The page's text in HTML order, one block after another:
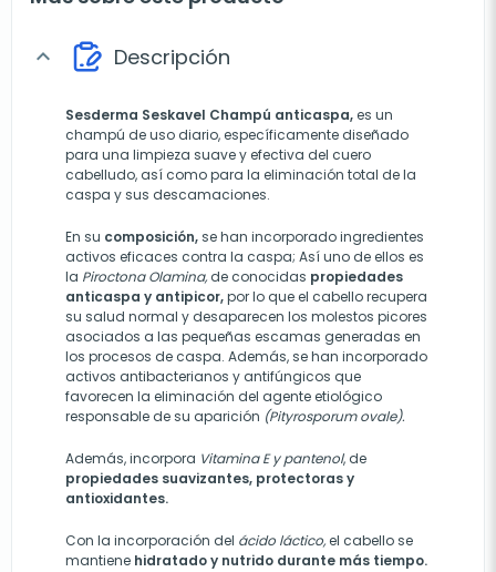
expand_more Descripción
Sesderma Seskavel Champú anticaspa,es un
champú de uso diario, específicamente diseñado
para una limpieza suave y efectiva del cuero
cabelludo, así como para la eliminación total de la
caspa y sus descamaciones.
En su composición,se han incorporado ingredientes
activos eficaces contra la caspa; Así uno de ellos es
la Piroctona Olamina,de conocidas propiedades
anticaspa y antipicor,por lo que el cabello recupera
su salud normal y desaparecen los molestos picores
asociados a las pequeñas escamas generadas en
los procesos de caspa. Además, se han incorporado
activos antibacterianos y antifúngicos que
favorecen la eliminación del agente etiológico
responsable de su aparición (Pityrosporum ovale).
Además, incorpora Vitamina E y pantenol, de
propiedades suavizantes, protectoras y
antioxidantes.
Con la incorporación del ácido láctico,el cabello se
mantiene hidratado y nutrido durante más tiempo.